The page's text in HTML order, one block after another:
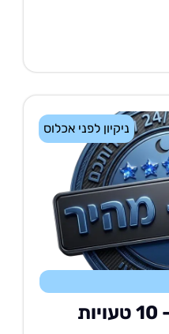
לפני אכלוס
אכלוס – 10 טעויות